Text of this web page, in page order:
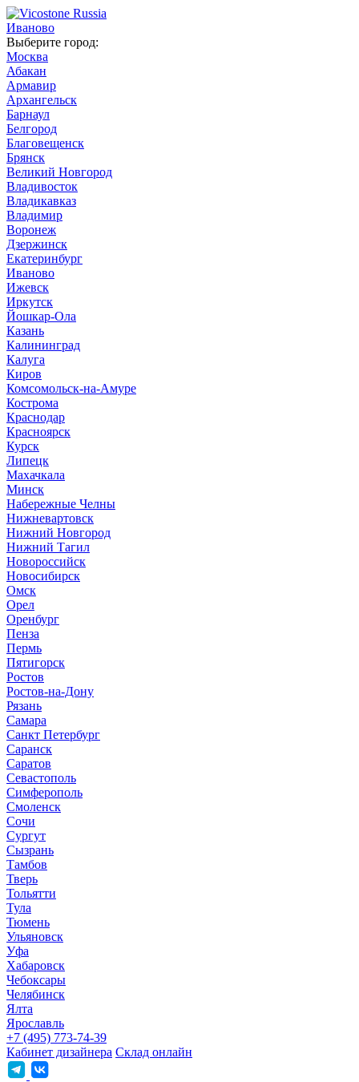
Иваново
Выберите город:
Москва
Абакан
Армавир
Архангельск
Барнаул
Белгород
Благовещенск
Брянск
Великий Новгород
Владивосток
Владикавказ
Владимир
Воронеж
Дзержинск
Екатеринбург
Иваново
Ижевск
Иркутск
Йошкар-Ола
Казань
Калининград
Калуга
Киров
Комсомольск-на-Амуре
Кострома
Краснодар
Красноярск
Курск
Липецк
Махачкала
Минск
Набережные Челны
Нижневартовск
Нижний Новгород
Нижний Тагил
Новороссийск
Новосибирск
Омск
Орел
Оренбург
Пенза
Пермь
Пятигорск
Ростов
Ростов-на-Дону
Рязань
Самара
Санкт Петербург
Саранск
Саратов
Севастополь
Симферополь
Смоленск
Сочи
Сургут
Сызрань
Тамбов
Тверь
Тольятти
Тула
Тюмень
Ульяновск
Уфа
Хабаровск
Чебоксары
Челябинск
Ялта
Ярославль
+7 (495) 773-74-39
Кабинет дизайнера Склад онлайн